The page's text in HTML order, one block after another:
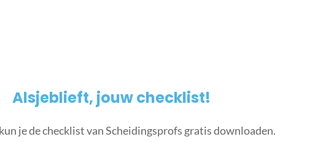
Alsjeblieft, jouw checklist!
je de checklist van Scheidingsprofs gratis downloaden.